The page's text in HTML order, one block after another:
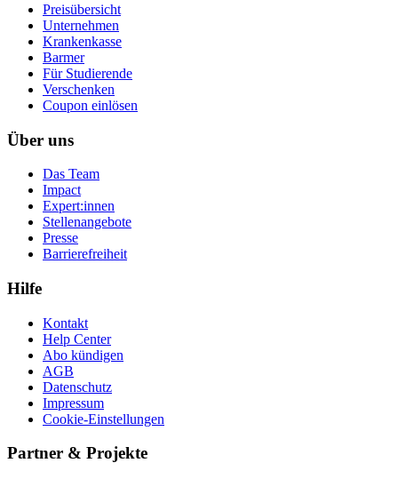
Preisübersicht
Unternehmen
Krankenkasse
Barmer
Für Studierende
Ver­schen­ken
Coupon einlösen
Über uns
Das Team
Impact
Expert:innen
Stellenangebote
Presse
Barrierefreiheit
Hilfe
Kontakt
Help Center
Abo kündigen
AGB
Datenschutz
Impressum
Cookie-Einstellungen
Partner & Projekte